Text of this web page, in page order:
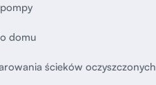
domu
ścieków oczyszczonych